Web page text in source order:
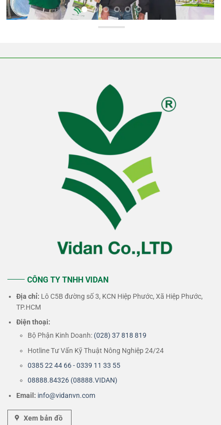
CÔNG TY TNHH VIDAN
Địa chỉ: Lô C5B đường số 3, KCN Hiệp Phước, Xã Hiệp Phước,
TP.HCM
Điện thoại:
Bộ Phận Kinh Doanh: (028) 37 818 819
Hotline Tư Vấn Kỹ Thuật Nông Nghiệp 24/24
0385 22 44 66 - 0339 11 33 55
08888.84326 (08888.VIDAN)
Email: info@vidanvn.com
Xem bản đồ